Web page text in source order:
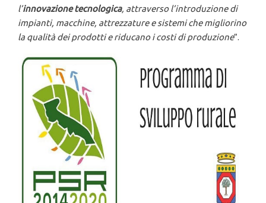
l’innovazione tecnologica, attraverso l’introduzione di
impianti, macchine, attrezzature e sistemi che migliorino
la qualità dei prodotti e riducano i costi di produzione”.